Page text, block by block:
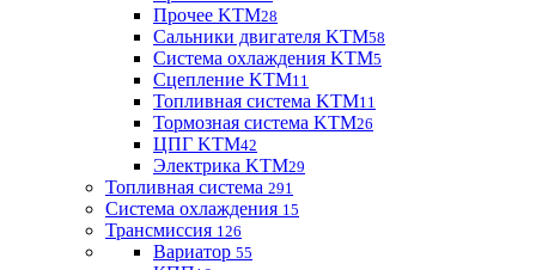
Прочее KTM28
Сальники двигателя KTM58
Система охлаждения KTM5
Сцепление KTM11
Топливная система KTM11
Тормозная система KTM26
ЦПГ KTM42
Электрика KTM29
Топливная система 291
Система охлаждения 15
Трансмиссия 126
Вариатор 55